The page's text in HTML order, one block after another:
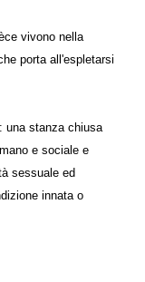
vivono nella
porta all'espletarsi
una stanza chiusa
e sociale e
sessuale ed
innata o